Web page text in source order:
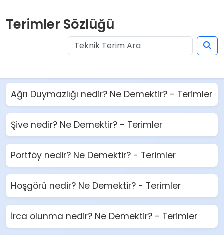
Terimler Sözlüğü
Ağrı Duymazlığı nedir? Ne Demektir? - Terimler
Şive nedir? Ne Demektir? - Terimler
Portföy nedir? Ne Demektir? - Terimler
Hoşgörü nedir? Ne Demektir? - Terimler
İrca olunma nedir? Ne Demektir? - Terimler